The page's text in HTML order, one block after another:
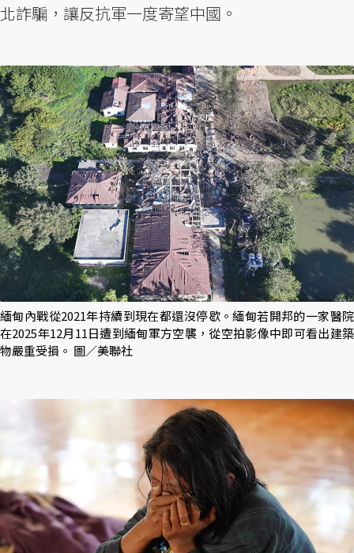
北詐騙，讓反抗軍一度寄望中國。
緬甸內戰從2021年持續到現在都還沒停歇。緬甸若開邦的一家醫院
在2025年12月11日遭到緬甸軍方空襲，從空拍影像中即可看出建築
物嚴重受損。 圖／美聯社